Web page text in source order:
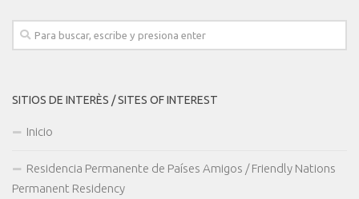
SITIOS DE INTERÈS / SITES OF INTEREST
Inicio
Residencia Permanente de Países Amigos / Friendly Nations
Permanent Residency